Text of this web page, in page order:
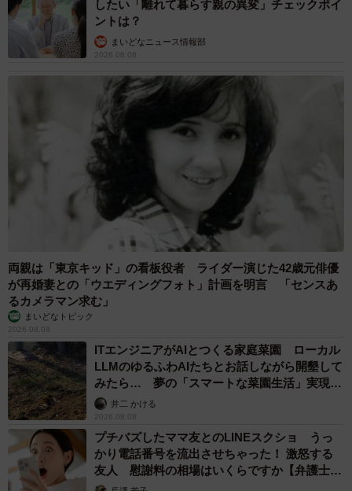
したい「離れて暮らす親の異変」チェックポイ
ントは？
まいどなニュース情報部
2026.08.08
両親は「東京キッド」の看板役者 ライダー演じた42歳元俳優
が再婚妻との「ウエディングフォト」計画を明言 「センスあ
るカメラマン求む」
まいどなトピック
2026.08.08
ITエンジニアがAIとつくる家庭菜園 ローカル
LLMのゆるふわAIたちとお話しながら開墾して
みたら… 夢の「スマートな菜園生活」実現な
るか井二 かける
2026.08.08
プチバズしたママ友とのLINEスクショ うっ
かり電話番号を流出させちゃった！ 激怒する
友人 慰謝料の相場はいくらですか【弁護士が
解説】